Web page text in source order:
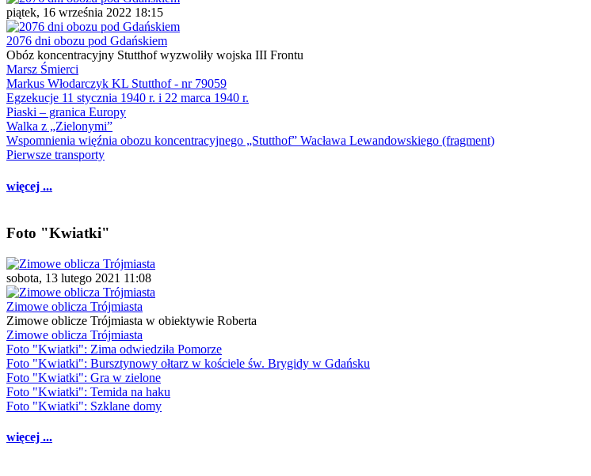
piątek, 16 września 2022 18:15
2076 dni obozu pod Gdańskiem
Obóz koncentracyjny Stutthof wyzwoliły wojska III Frontu
Marsz Śmierci
Markus Włodarczyk KL Stutthof - nr 79059
Egzekucje 11 stycznia 1940 r. i 22 marca 1940 r.
Piaski – granica Europy
Walka z „Zielonymi”
Wspomnienia więźnia obozu koncentracyjnego „Stutthof” Wacława Lewandowskiego (fragment)
Pierwsze transporty
więcej ...
Foto "Kwiatki"
sobota, 13 lutego 2021 11:08
Zimowe oblicza Trójmiasta
Zimowe oblicze Trójmiasta w obiektywie Roberta
Zimowe oblicza Trójmiasta
Foto "Kwiatki": Zima odwiedziła Pomorze
Foto "Kwiatki": Bursztynowy ołtarz w kościele św. Brygidy w Gdańsku
Foto "Kwiatki": Gra w zielone
Foto "Kwiatki": Temida na haku
Foto "Kwiatki": Szklane domy
więcej ...